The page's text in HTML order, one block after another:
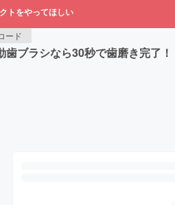
トをやってほしい
ード
ブラシなら30秒で歯磨き完了